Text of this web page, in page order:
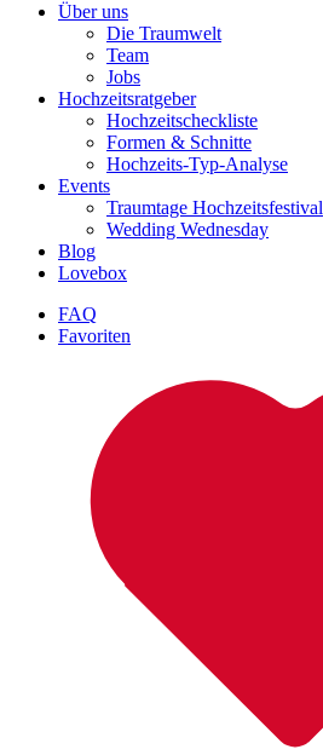
Über uns
Die Traumwelt
Team
Jobs
Hochzeitsratgeber
Hochzeitscheckliste
Formen & Schnitte
Hochzeits-Typ-Analyse
Events
Traumtage Hochzeitsfestival
Wedding Wednesday
Blog
Lovebox
FAQ
Favoriten